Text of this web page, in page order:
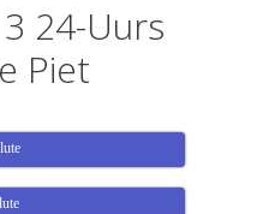
24-Uurs
Piet